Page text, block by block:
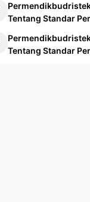
Tentang Standar
Tentang Standar